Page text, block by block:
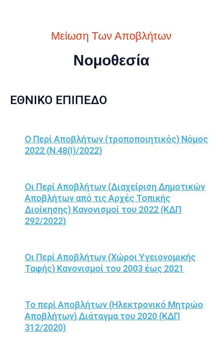
Μείωση Των Αποβλήτων
Νομοθεσία
ΕΘΝΙΚΟ ΕΠΙΠΕΔΟ
Ο Περί Αποβλήτων (τροποποιητικός) Νόμος
2022 (Ν.48(Ι)/2022)
Οι Περί Αποβλήτων (Διαχείριση Δημοτικών
Αποβλήτων από τις Αρχές Τοπικής
Διοίκησης) Κανονισμοί του 2022 (ΚΔΠ
292/2022)
Οι Περί Αποβλήτων (Χώροι Υγειονομικής
Ταφής) Κανονισμοί του 2003 έως 2021
Το περί Αποβλήτων (Ηλεκτρονικό Μητρώο
Αποβλήτων) Διάταγμα του 2020 (ΚΔΠ
312/2020)